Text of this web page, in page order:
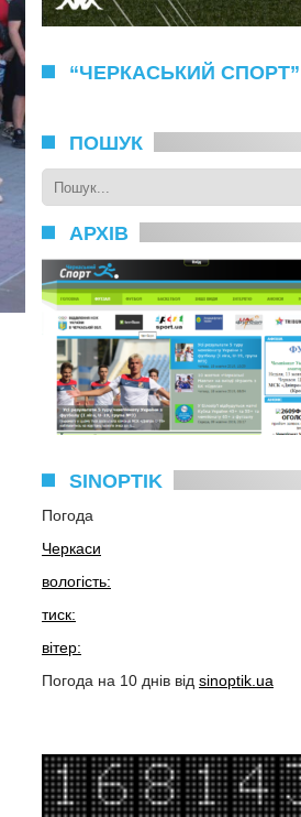
“ЧЕРКАСЬКИЙ
ПОШУК
АРХІВ
SINOPTIK
Погода
Черкаси
вологість:
тиск:
вітер:
Погода на 10 днів від sinoptik.ua